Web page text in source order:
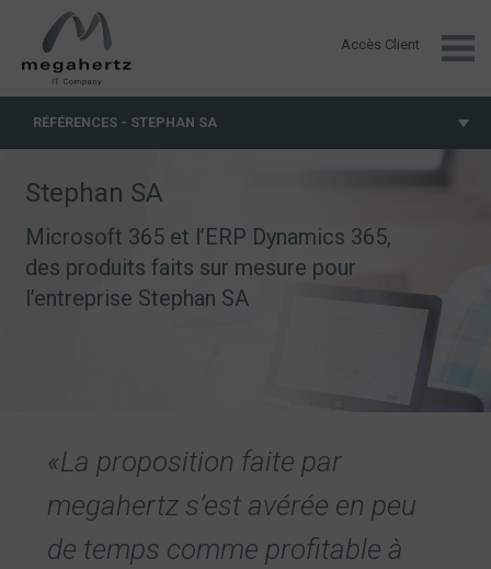
Accès Client
RÉFÉRENCES - STEPHAN SA
Stephan SA
Microsoft 365 et l’ERP Dynamics 365,
des produits faits sur mesure pour
l’entreprise Stephan SA
«La proposition faite par
megahertz s’est avérée en peu
de temps comme profitable à